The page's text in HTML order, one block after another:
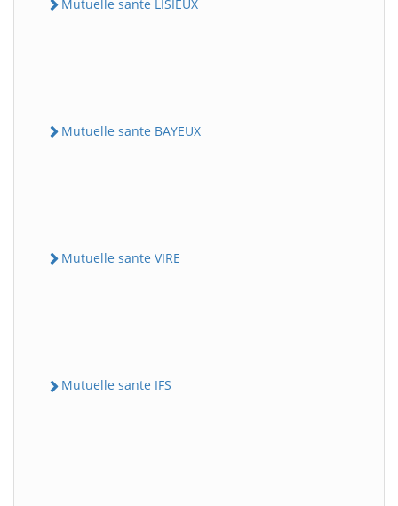
Mutuelle sante LISIEUX
Mutuelle sante BAYEUX
Mutuelle sante VIRE
Mutuelle sante IFS